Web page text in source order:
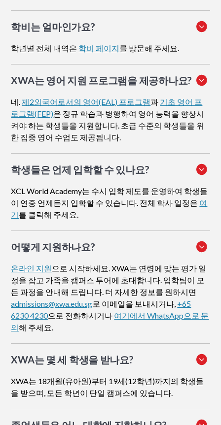
학비는 얼마인가요?
학년별 전체 내역은 학비 페이지를 방문해 주세요.
XWA는 영어 지원 프로그램을 제공하나요?
네.제2외국어로서의 영어(EAL) 프로그램과 기초 영어 프
로그램(FEP)은 정규 학습과 병행하여 영어 능력을 향상시
켜야 하는 학생들을 지원합니다. 초급 수준의 학생들을 위
한 집중 영어 수업도 제공됩니다.
학생들은 언제 입학할 수 있나요?
XCL World Academy는 수시 입학 제도를 운영하여 학생들
이 연중 언제든지 입학할 수 있습니다. 전체 학사 일정은 여
기를 클릭해 주세요.
어떻게 지원하나요?
온라인 지원 으로 시작하세요. XWA는 연령에 맞는 평가 일
정을 잡고 가족을 캠퍼스 투어에 초대합니다. 입학팀이 모
든 과정을 안내해 드립니다. 더 자세한 정보를 원하시면
admissions@xwa.edu.sg로 이메일을 보내시거나, +65
6230 4230으로 전화하시거나 여기에서 WhatsApp으로 문
의해 주세요.
XWA는 몇 세 학생을 받나요?
XWA는 18개월(유아원)부터 19세(12학년)까지의 학생들
을 받으며, 모든 학년이 단일 캠퍼스에 있습니다.